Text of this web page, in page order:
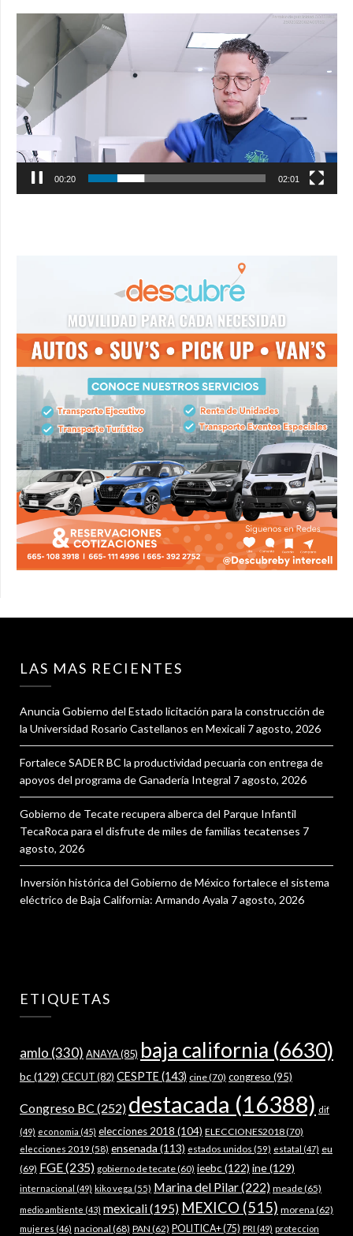
Reproductor
00:20 02:01
LAS MAS RECIENTES
Anuncia Gobierno del Estado licitación para la construcción de
la Universidad Rosario Castellanos en Mexicali 7 agosto, 2026
Fortalece SADER BC la productividad pecuaria con entrega de
apoyos del programa de Ganadería Integral 7 agosto, 2026
Gobierno de Tecate recupera alberca del Parque Infantil
TecaRoca para el disfrute de miles de familias tecatenses 7
agosto, 2026
Inversión histórica del Gobierno de México fortalece el sistema
eléctrico de Baja California: Armando Ayala 7 agosto, 2026
ETIQUETAS
amlo (330) ANAYA(85) baja california (6630)
bc(129) CECUT(82) CESPTE (143) cine(70) congreso (95)
Congreso BC (252) destacada (16388) dif
(49) economia (45) elecciones 2018 (104) ELECCIONES2018(70)
elecciones 2019 (58) ensenada (113) estados unidos (59) estatal (47) eu
(69) FGE(235) gobierno de tecate(60) ieebc(122) ine(129)
internacional (49) kiko vega (55) Marina del Pilar(222) meade(65)
medio ambiente (43) mexicali(195) MEXICO (515) morena (62)
mujeres (46) nacional (68) PAN (62) POLITICA+(75) PRI (49) proteccion